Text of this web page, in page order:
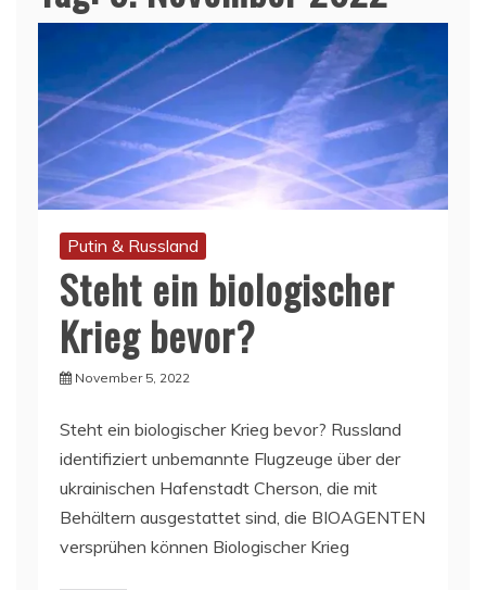
Putin & Russland
Steht ein biologischer
Krieg bevor?
November 5, 2022
Steht ein biologischer Krieg bevor? Russland
identifiziert unbemannte Flugzeuge über der
ukrainischen Hafenstadt Cherson, die mit
Behältern ausgestattet sind, die BIOAGENTEN
versprühen können Biologischer Krieg